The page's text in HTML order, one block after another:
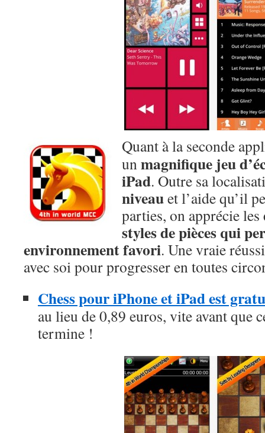
Quant à la seconde
unmagnifique jeu
iPad. Outre sa
niveauet l’aide qu’il
parties, on apprécie les
styles de pièces qui
environnement favori. Une vraie
avec soi pour progresser en toutes
Chess pour iPhone et iPad est
au lieu de 0,89 euros, vite avant que
termine !